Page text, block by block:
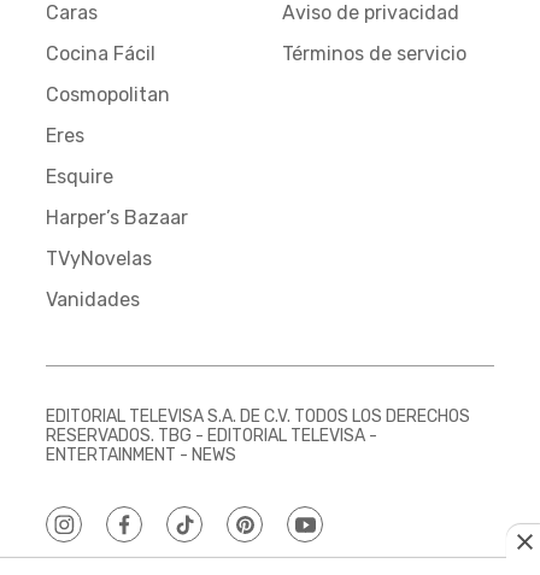
Caras
Cocina Fácil
Cosmopolitan
Eres
Esquire
Harper’s Bazaar
TVyNovelas
Vanidades
Aviso de privacidad
Términos de servicio
EDITORIAL TELEVISA S.A. DE C.V. TODOS LOS DERECHOS
RESERVADOS. TBG - EDITORIAL TELEVISA -
ENTERTAINMENT - NEWS
instagramfacebooktiktokpinterestyoutube